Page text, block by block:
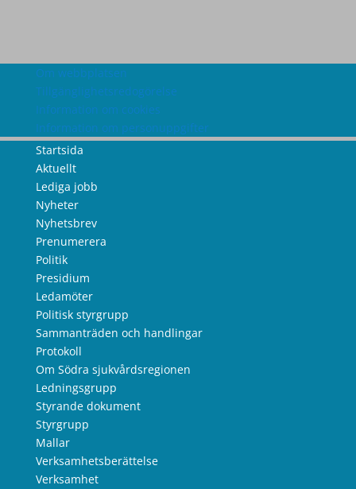
Om webbplatsen
Tillgänglighetsredogörelse
Information om cookies
Information om personuppgifter
Startsida
Aktuellt
Lediga jobb
Nyheter
Nyhetsbrev
Prenumerera
Politik
Presidium
Ledamöter
Politisk styrgrupp
Sammanträden och handlingar
Protokoll
Om Södra sjukvårdsregionen
Ledningsgrupp
Styrande dokument
Styrgrupp
Mallar
Verksamhetsberättelse
Verksamhet